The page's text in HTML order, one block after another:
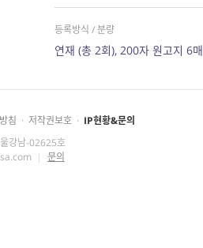
등록방식 / 분량
연재 (총 2회), 200자 원고지 6매
침 · 저작권보호 · IP현황&문의
강남-02625호
| 문의